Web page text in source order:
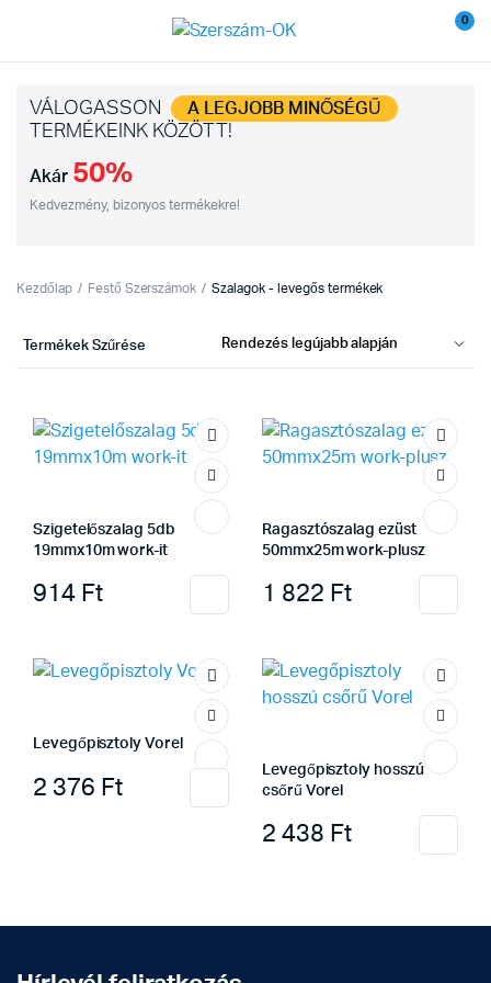
0
VÁLOGASSON A LEGJOBB MINŐSÉGŰ
TERMÉKEINK KÖZÖTT!
Akár 50%
Kedvezmény, bizonyos termékekre!
Kezdőlap Festő Szerszámok Szalagok - levegős termékek
Termékek Szűrése
Szigetelőszalag 5db
19mmx10m work-it
914 Ft
Ragasztószalag ezüst
50mmx25m work-plusz
1 822 Ft
Levegőpisztoly Vorel
2 376 Ft
Levegőpisztoly hosszú
csőrű Vorel
2 438 Ft